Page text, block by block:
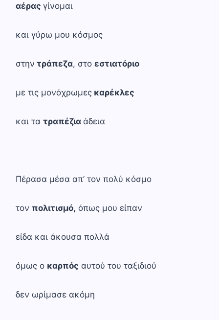
αέρας γίνομαι
και γύρω μου κόσμος
στην τράπεζα, στο εστιατόριο
με τις μονόχρωμες καρέκλες
και τα τραπέζια άδεια
Πέρασα μέσα απ’ τον πολύ κόσμο
τον πολιτισμό, όπως μου είπαν
είδα και άκουσα πολλά
όμως ο καρπός αυτού του ταξιδιού
δεν ωρίμασε ακόμη